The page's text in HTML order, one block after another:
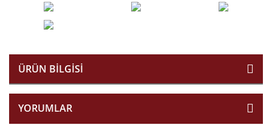
ÜRÜN BILGISI
YORUMLAR